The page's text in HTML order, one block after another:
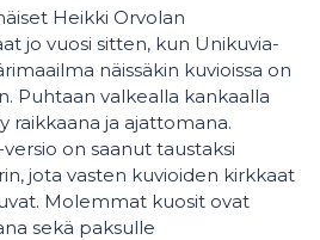
Heikki Orvolan
jo vuosi sitten, kun Unikuvia-
näissäkin kuvioissa on
Puhtaan valkealla kankaalla
raikkaana ja ajattomana.
on saanut taustaksi
jota vasten kuvioiden kirkkaat
Molemmat kuosit ovat
sekä paksulle